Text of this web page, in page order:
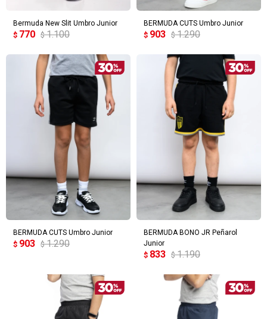
Bermuda New Slit Umbro Junior
$ 770 $ 1.100
BERMUDA CUTS Umbro Junior
$ 903 $ 1.290
BERMUDA CUTS Umbro Junior
$ 903 $ 1.290
BERMUDA BONO JR Peñarol
Junior
$ 833 $ 1.190